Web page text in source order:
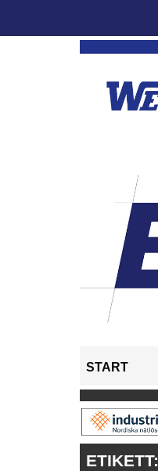
START
ETIKETT: